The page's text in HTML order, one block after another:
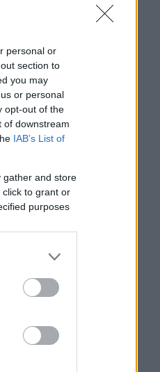
personal or
section to
you may
or personal
opt-out of the
of downstream
IAB’s List of
gather and store
to grant or
purposes